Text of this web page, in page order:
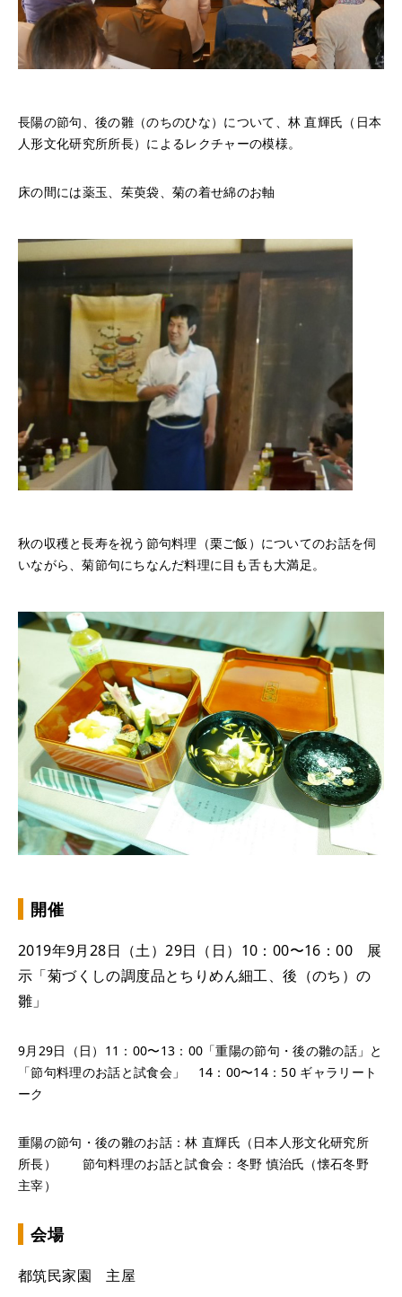
長陽の節句、後の雛（のちのひな）について、林 直輝氏（日本
人形文化研究所所長）によるレクチャーの模様。
床の間には薬玉、茱萸袋、菊の着せ綿のお軸
秋の収穫と長寿を祝う節句料理（栗ご飯）についてのお話を伺
いながら、菊節句にちなんだ料理に目も舌も大満足。
開催
2019年9月28日（土）29日（日）10：00〜16：00 展
示「菊づくしの調度品とちりめん細工、後（のち）の
雛」
9月29日（日）11：00〜13：00「重陽の節句・後の雛の話」と
「節句料理のお話と試食会」 14：00〜14：50 ギャラリート
ーク
重陽の節句・後の雛のお話：林 直輝氏（日本人形文化研究所
所長） 節句料理のお話と試食会：冬野 慎治氏（懐石冬野
主宰）
会場
都筑民家園 主屋